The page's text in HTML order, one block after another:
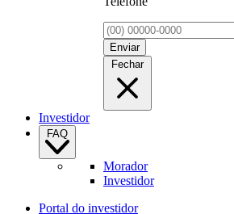
Enviar
Fechar
Investidor
FAQ
Morador
Investidor
Portal do investidor